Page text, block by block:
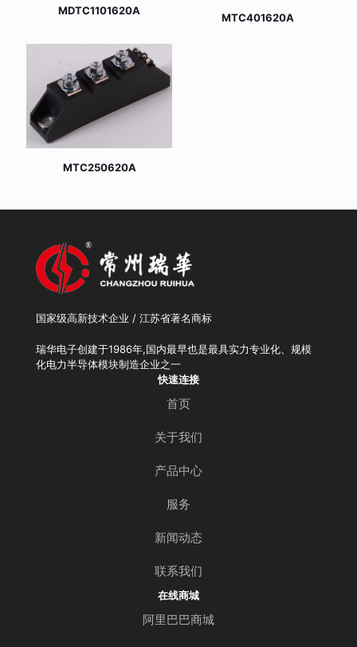
MDTC1101620A
MTC401620A
MTC250620A
国家级高新技术企业 / 江苏省著名商标
瑞华电子创建于1986年,国内最早也是最具实力专业化、规模
化电力半导体模块制造企业之一
快速连接
首页
关于我们
产品中心
服务
新闻动态
联系我们
在线商城
阿里巴巴商城